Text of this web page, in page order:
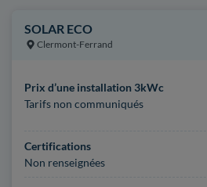
SOLAR ECO
Clermont-Ferrand
Prix d’une installation 3kWc
Tarifs non communiqués
Certifications
Non renseignées